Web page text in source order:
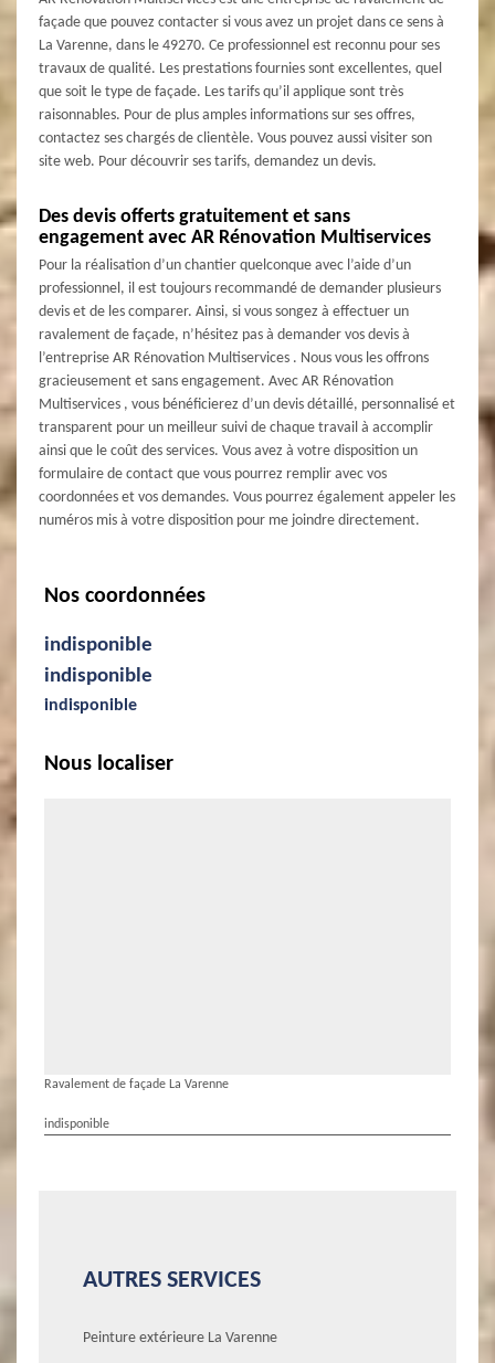
façade que pouvez contacter si vous avez un projet dans ce sens à
La Varenne, dans le 49270. Ce professionnel est reconnu pour ses
travaux de qualité. Les prestations fournies sont excellentes, quel
que soit le type de façade. Les tarifs qu’il applique sont très
raisonnables. Pour de plus amples informations sur ses offres,
contactez ses chargés de clientèle. Vous pouvez aussi visiter son
site web. Pour découvrir ses tarifs, demandez un devis.
Des devis offerts gratuitement et sans
engagement avec AR Rénovation Multiservices
Pour la réalisation d’un chantier quelconque avec l’aide d’un
professionnel, il est toujours recommandé de demander plusieurs
devis et de les comparer. Ainsi, si vous songez à effectuer un
ravalement de façade, n’hésitez pas à demander vos devis à
l’entreprise AR Rénovation Multiservices . Nous vous les offrons
gracieusement et sans engagement. Avec AR Rénovation
Multiservices , vous bénéficierez d’un devis détaillé, personnalisé et
transparent pour un meilleur suivi de chaque travail à accomplir
ainsi que le coût des services. Vous avez à votre disposition un
formulaire de contact que vous pourrez remplir avec vos
coordonnées et vos demandes. Vous pourrez également appeler les
numéros mis à votre disposition pour me joindre directement.
Nos coordonnées
indisponible
indisponible
indisponible
Nous localiser
Ravalement de façade La Varenne
indisponible
AUTRES SERVICES
Peinture extérieure La Varenne